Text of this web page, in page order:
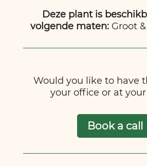
Deze plant is
volgende maten: Groot
Would you like to have
your office or at
Book a call